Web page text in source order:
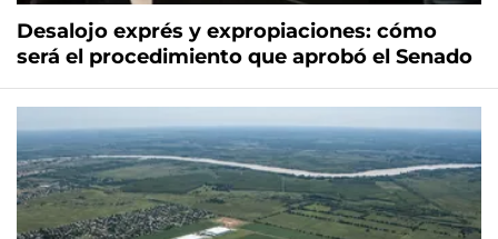
Desalojo exprés y expropiaciones: cómo
será el procedimiento que aprobó el Senado